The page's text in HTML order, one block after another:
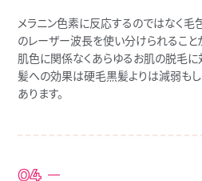
メラニン色素に反応するのではなく毛
のレーザー波長を使い分けられること
肌色に関係なくあらゆるお肌の脱毛に
髪への効果は硬毛黒髪よりは減弱も
あります。